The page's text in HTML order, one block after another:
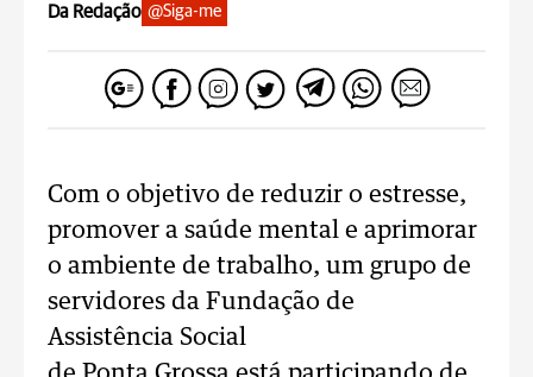
Da Redação @Siga-me
Com o objetivo de reduzir o estresse,
promover a saúde mental e aprimorar
o ambiente de trabalho, um grupo de
servidores da Fundação de
Assistência Social